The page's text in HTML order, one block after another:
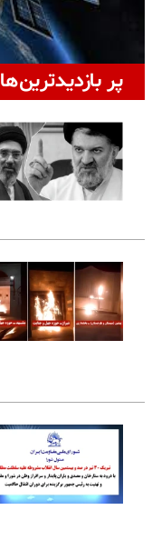
پر بازدیدترین‌ها